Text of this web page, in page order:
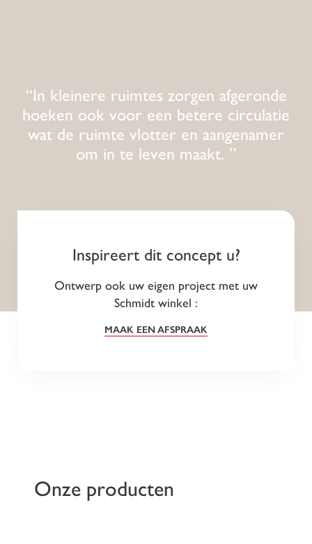
“In kleinere ruimtes zorgen afgeronde
hoeken ook voor een betere circulatie
wat de ruimte vlotter en aangenamer
om in te leven maakt. ”
Inspireert dit concept u?
Ontwerp ook uw eigen project met uw
Schmidt winkel :
MAAK EEN AFSPRAAK
Onze producten